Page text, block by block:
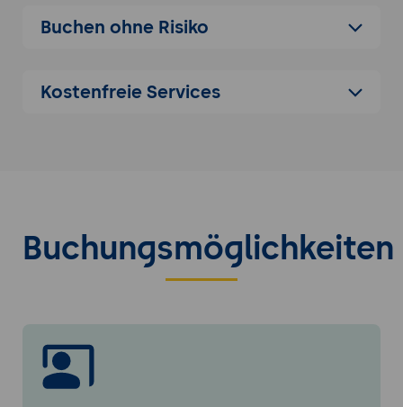
Anforderungen bis zum Go-Live
Governance
Change-Management
Buchen ohne Risiko
Kostenfreie Services
Buchungsmöglichkeiten